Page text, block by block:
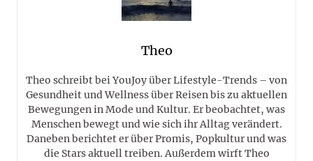
Theo
Theo schreibt bei YouJoy über Lifestyle-Trends – von
Gesundheit und Wellness über Reisen bis zu aktuellen
Bewegungen in Mode und Kultur. Er beobachtet, was
Menschen bewegt und wie sich ihr Alltag verändert.
Daneben berichtet er über Promis, Popkultur und was
die Stars aktuell treiben. Außerdem wirft Theo